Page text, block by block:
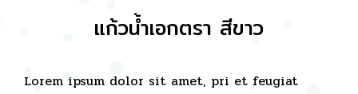
แก้วน้ำเอกตรา สีขาว
Lorem ipsum dolor sit amet, pri et feugiat